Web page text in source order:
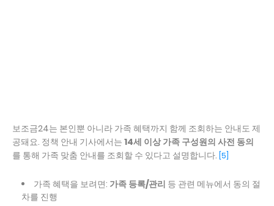
보조금24는 본인뿐 아니라 가족 혜택까지 함께 조회하는 안내도 제
공돼요. 정책 안내 기사에서는 14세 이상 가족 구성원의 사전 동의
를 통해 가족 맞춤 안내를 조회할 수 있다고 설명합니다. [5]
가족 혜택을 보려면: 가족 등록/관리 등 관련 메뉴에서 동의 절
차를 진행